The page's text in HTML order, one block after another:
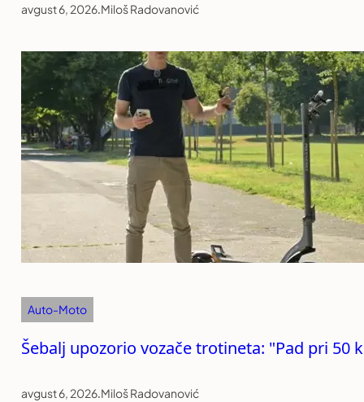
avgust 6, 2026.Miloš Radovanović
Auto-Moto
Šebalj upozorio vozače trotineta: "Pad pri 50
avgust 6, 2026.Miloš Radovanović